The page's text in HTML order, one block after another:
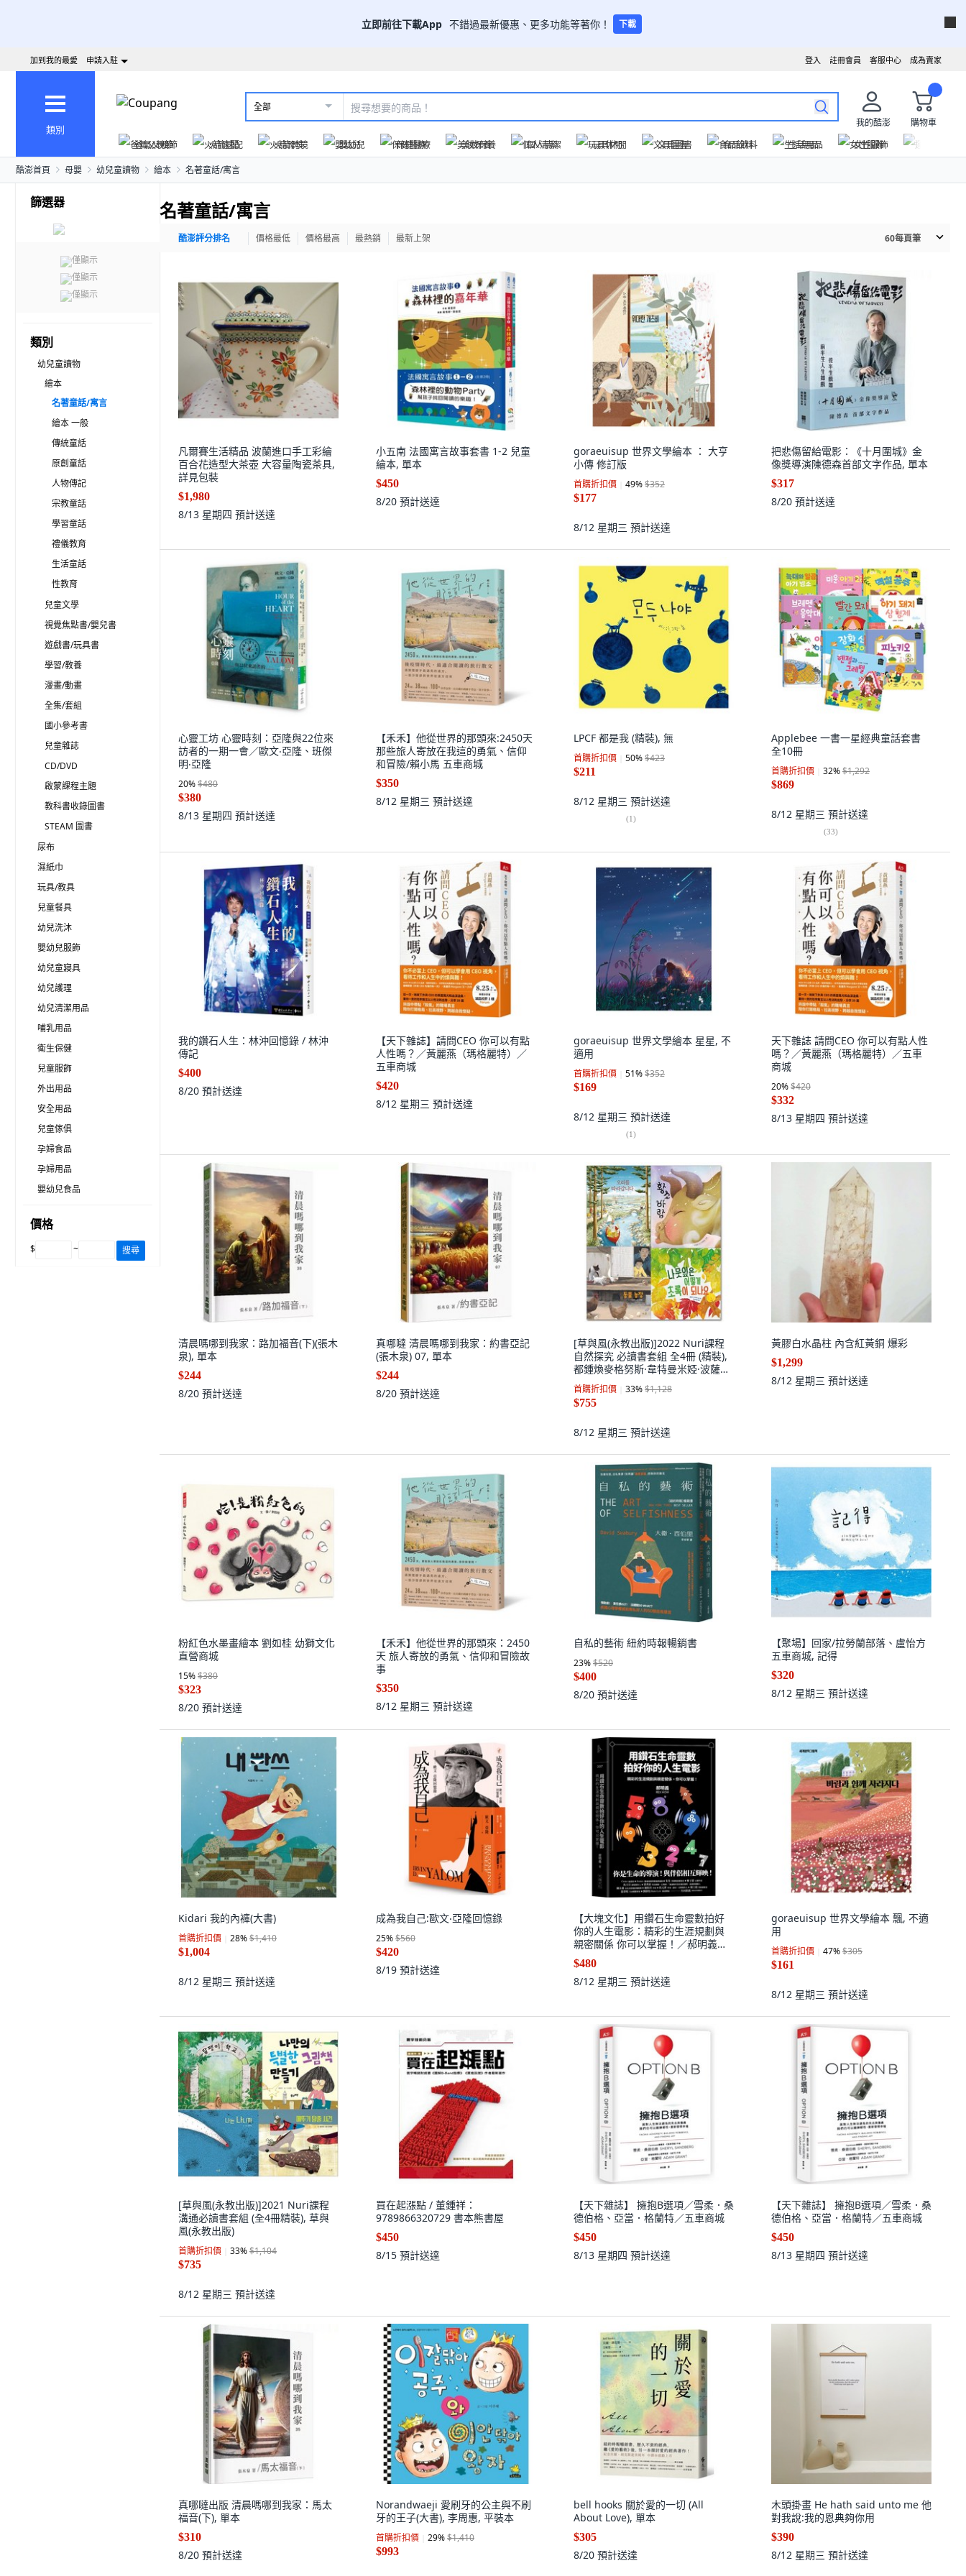
立即前往下載App 不錯過最新優惠、更多功能等著你！ 下載
成為賣家
客服中心
註冊會員
登入
加到我的最愛 申請入駐
類別
全部
我的酷澎
購物車
爸氣父親節
火箭速配 火箭跨境 嬰幼兒 保健醫療 美妝保養 個人清潔 玩具休閒 文具圖書 食品飲料 生活用品 女性服飾
酷澎首頁 母嬰 幼兒童讀物 繪本 名著童話/寓言
篩選器
僅顯示
僅顯示
僅顯示
類別
幼兒童讀物
繪本
名著童話/寓言
繪本 一般
傳統童話
原創童話
人物傳記
宗教童話
學習童話
禮儀教育
生活童話
性教育
兒童文學
視覺焦點書/嬰兒書
遊戲書/玩具書
學習/教養
漫畫/動畫
全集/套組
國小參考書
兒童雜誌
CD/DVD
啟蒙課程主題
教科書收錄圖書
STEAM 圖書
尿布
濕紙巾
玩具/教具
兒童餐具
幼兒洗沐
嬰幼兒服飾
幼兒童寢具
幼兒護理
幼兒清潔用品
哺乳用品
衛生保健
兒童服飾
外出用品
安全用品
兒童傢俱
孕婦食品
孕婦用品
嬰幼兒食品
價格
$ ~ 搜尋
名著童話/寓言
酷澎評分排名 價格最低 價格最高 最熱銷 最新上架 60每頁筆
凡爾賽生活精品 波蘭進口手工彩繪
百合花造型大茶壺 大容量陶瓷茶具,
詳見包裝
$1,980
8/13 星期四 預計送達
小五南 法國寓言故事套書 1-2 兒童
繪本, 單本
$450
8/20 預計送達
goraeuisup 世界文學繪本 ： 大亨
小傳 修訂版
首購折扣價 49%$352
$177
8/12 星期三 預計送達
把悲傷留給電影：《十月圍城》金
像獎導演陳德森首部文字作品, 單本
$317
8/20 預計送達
心靈工坊 心靈時刻：亞隆與22位來
訪者的一期一會／歐文‧亞隆、班傑
明‧亞隆
20%$480
$380
8/13 星期四 預計送達
【禾禾】他從世界的那頭來:2450天
那些旅人寄放在我這的勇氣、信仰
和冒險/賴小馬 五車商城
$350
8/12 星期三 預計送達
LPCF 都是我 (精裝), 無
首購折扣價 50%$423
$211
8/12 星期三 預計送達
(1)
Applebee 一書一星經典童話套書
全10冊
首購折扣價 32%$1,292
$869
8/12 星期三 預計送達
(33)
我的鑽石人生：林沖回憶錄 / 林沖
傳記
$400
8/20 預計送達
【天下雜誌】請問CEO 你可以有點
人性嗎？／黃麗燕（瑪格麗特）／
五車商城
$420
8/12 星期三 預計送達
goraeuisup 世界文學繪本 星星, 不
適用
首購折扣價 51%$352
$169
8/12 星期三 預計送達
(1)
天下雜誌 請問CEO 你可以有點人性
嗎？／黃麗燕（瑪格麗特）／五車
商城
20%$420
$332
8/13 星期四 預計送達
清晨嗎哪到我家：路加福音(下)(張木
泉), 單本
$244
8/20 預計送達
真哪噠 清晨嗎哪到我家：約書亞記
(張木泉) 07, 單本
$244
8/20 預計送達
[草與風(永教出版)]2022 Nuri課程
自然探究 必讀書套組 全4冊 (精裝),
都鍾煥麥格努斯·韋特曼米婭·波薩達
李正祿, 草與風(永教出版)
首購折扣價 33%$1,128
$755
8/12 星期三 預計送達
黃膠白水晶柱 內含紅黃銅 爆彩
$1,299
8/12 星期三 預計送達
粉紅色水墨畫繪本 劉如桂 幼獅文化
直營商城
15%$380
$323
8/20 預計送達
【禾禾】他從世界的那頭來：2450
天 旅人寄放的勇氣、信仰和冒險故
事
$350
8/12 星期三 預計送達
自私的藝術 紐約時報暢銷書
23%$520
$400
8/20 預計送達
【聚場】回家/拉勞蘭部落、盧怡方
五車商城, 記得
$320
8/12 星期三 預計送達
Kidari 我的內褲(大書)
首購折扣價 28%$1,410
$1,004
8/12 星期三 預計送達
成為我自己:歐文‧亞隆回憶錄
25%$560
$420
8/19 預計送達
【大塊文化】用鑽石生命靈數拍好
你的人生電影：精彩的生涯規劃與
親密關係 你可以掌握！／郝明義／
五車商城
$480
8/12 星期三 預計送達
goraeuisup 世界文學繪本 飄, 不適
用
首購折扣價 47%$305
$161
8/12 星期三 預計送達
[草與風(永教出版)]2021 Nuri課程
溝通必讀書套組 (全4冊精裝), 草與
風(永教出版)
首購折扣價 33%$1,104
$735
8/12 星期三 預計送達
買在起漲點 / 董鍾祥：
9789866320729 書本熊書屋
$450
8/15 預計送達
【天下雜誌】 擁抱B選項／雪柔．桑
德伯格、亞當．格蘭特／五車商城
$450
8/13 星期四 預計送達
【天下雜誌】 擁抱B選項／雪柔．桑
德伯格、亞當．格蘭特／五車商城
$450
8/13 星期四 預計送達
真哪噠出版 清晨嗎哪到我家：馬太
福音(下), 單本
$310
8/20 預計送達
Norandwaeji 愛刷牙的公主與不刷
牙的王子(大書), 李周惠, 平裝本
首購折扣價 29%$1,410
$993
bell hooks 關於愛的一切 (All
About Love), 單本
$305
8/20 預計送達
木頭掛畫 He hath said unto me 他
對我說:我的恩典夠你用
$390
8/12 星期三 預計送達